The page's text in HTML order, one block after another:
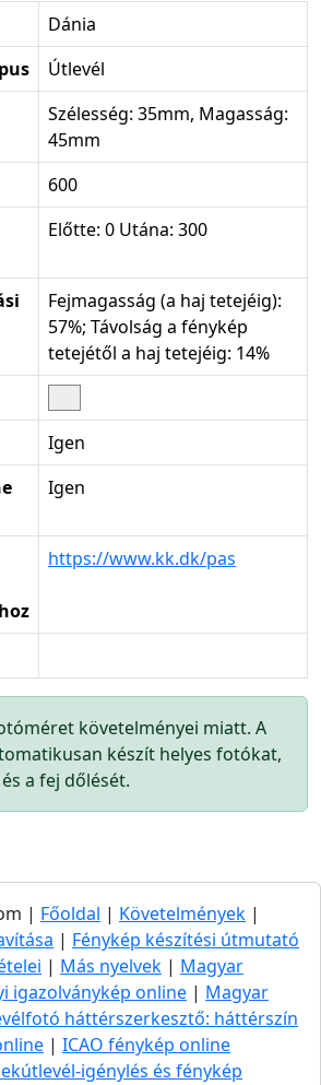
Dánia
Útlevél
Szélesség: 35mm, Magasság:
45mm
600
Előtte: 0 Utána: 300
Fejmagasság (a haj tetejéig):
57%; Távolság a fénykép
tetejétől a haj tetejéig: 14%
Igen
Igen
https://www.kk.dk/pas
követelményei miatt. A
készít helyes fotókat,
a fej dőlését.
| Főoldal | Követelmények |
| Fénykép készítési útmutató
| Más nyelvek | Magyar
igazolványkép online | Magyar
háttérszerkesztő: háttérszín
| ICAO fénykép online
igénylés és fénykép